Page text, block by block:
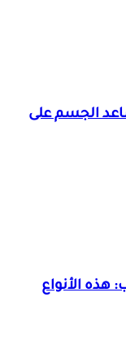
أطعمة تساعد الجسم على
هذه الأنواع